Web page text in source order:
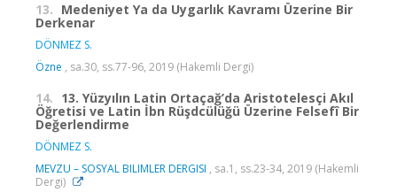
13. Medeniyet Ya da Uygarlık Kavramı Üzerine Bir
Derkenar
DÖNMEZ S.
Özne , sa.30, ss.77-96, 2019 (Hakemli Dergi)
14. 13. Yüzyılın Latin Ortaçağ’da Aristotelesçi Akıl
Öğretisi ve Latin İbn Rüşdcülüğü Üzerine Felsefî Bir
Değerlendirme
DÖNMEZ S.
MEVZU – SOSYAL BILIMLER DERGISI , sa.1, ss.23-34, 2019 (Hakemli
Dergi)